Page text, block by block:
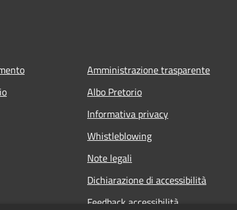
Amministrazione trasparente
Albo Pretorio
Informativa privacy
Whistleblowing
Note legali
Dichiarazione di accessibilità
Feedback accessibilità